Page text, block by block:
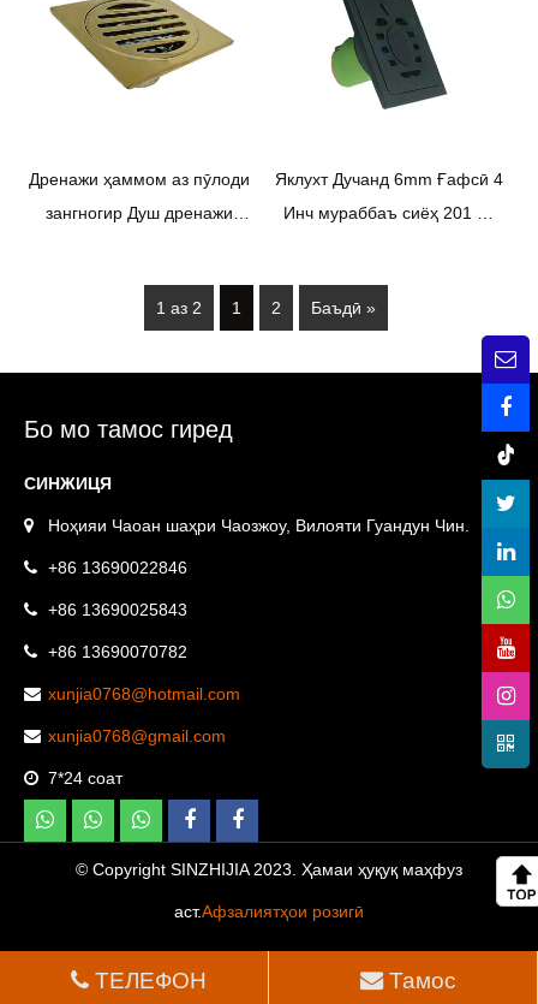
дорад
Дренажи ҳаммом аз пӯлоди
зангногир Душ дренажи
Яклухт Дучанд 6mm Ғафсӣ 4
Инч мураббаъ сиёҳ 201 Аз
рост Анти бӯи резиши ошёна
1 аз 2 1 2 Баъдӣ »
Бо мо тамос гиред
СИНЖИЦЯ
Ноҳияи Чаоан шаҳри Чаозжоу, Вилояти Гуандун Чин.
+86 13690022846
+86 13690025843
+86 13690070782
xunjia0768@hotmail.com
xunjia0768@gmail.com
7*24 соат
© Copyright SINZHIJIA 2023. Ҳамаи ҳуқуқ маҳфуз
аст.Афзалиятҳои розигӣ
ТЕЛЕФОН Тамос